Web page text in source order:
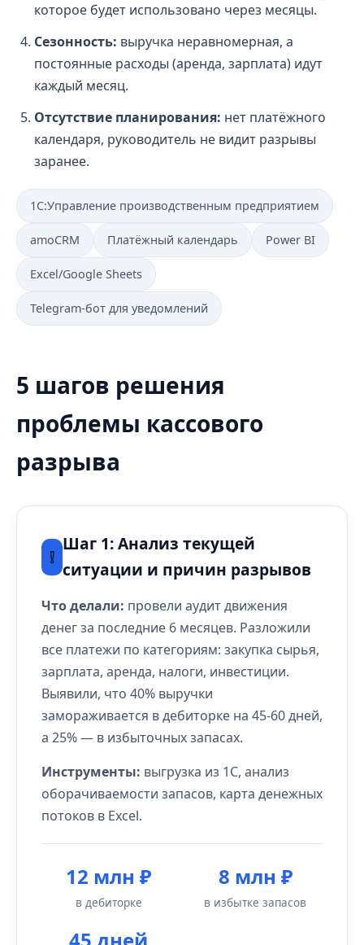
которое будет использовано через месяцы.
Сезонность: выручка неравномерная, а
постоянные расходы (аренда, зарплата) идут
каждый месяц.
Отсутствие планирования: нет платёжного
календаря, руководитель не видит разрывы
заранее.
1С:Управление производственным предприятием
amoCRM Платёжный календарь Power BI
Excel/Google Sheets
Telegram-бот для уведомлений
5 шагов решения
проблемы кассового
разрыва
❕
Шаг 1: Анализ текущей
ситуации и причин разрывов
Что делали: провели аудит движения
денег за последние 6 месяцев. Разложили
все платежи по категориям: закупка сырья,
зарплата, аренда, налоги, инвестиции.
Выявили, что 40% выручки
замораживается в дебиторке на 45-60 дней,
а 25% — в избыточных запасах.
Инструменты: выгрузка из 1С, анализ
оборачиваемости запасов, карта денежных
потоков в Excel.
12 млн ₽
в дебиторке
8 млн ₽
в избытке запасов